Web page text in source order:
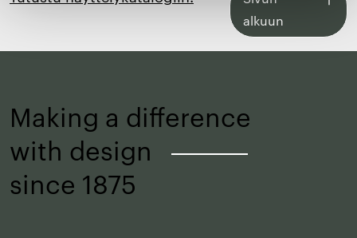
alkuun
sivun
Making a difference
with design
since 1875